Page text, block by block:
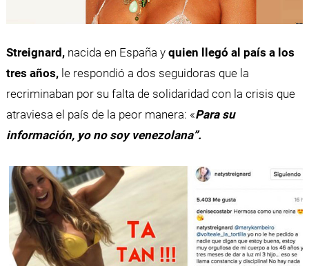
Streignard,nacida en España y quien llegó al país a los
tres años, le respondió a dos seguidoras que la
recriminaban por su falta de solidaridad con la crisis que
atraviesa el país de la peor manera: «Para su
información, yo no soy venezolana”.